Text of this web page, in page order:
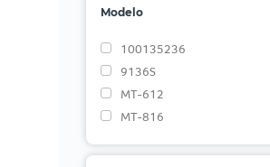
Modelo
100135236
9136S
MT-612
MT-816